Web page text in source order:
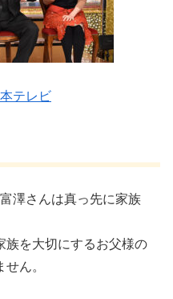
テレビ
澤さんは真っ先に家族
族を大切にするお父様の
ん。